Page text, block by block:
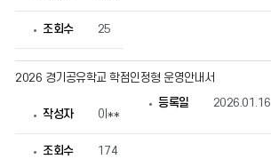
조회수 25
2026 경기공유학교 학점인정형 운영안내서
작성자 이**
등록일 2026.01.16
조회수 174